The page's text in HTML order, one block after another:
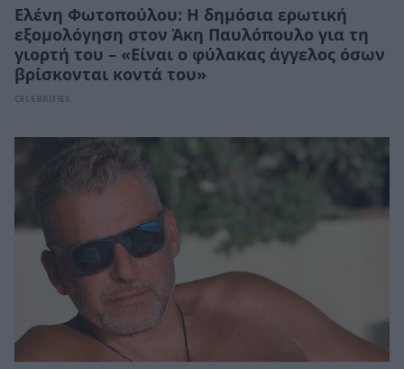
Ελένη Φωτοπούλου: Η δημόσια ερωτική
εξομολόγηση στον Άκη Παυλόπουλο για τη
γιορτή του – «Είναι ο φύλακας άγγελος όσων
βρίσκονται κοντά του»
CELEBRITIES